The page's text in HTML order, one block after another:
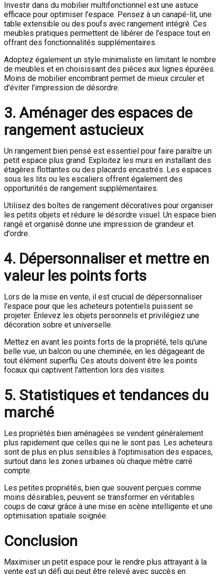
Investir dans du mobilier multifonctionnel est une astuce
efficace pour optimiser l'espace. Pensez à un canapé-lit, une
table extensible ou des poufs avec rangement intégré. Ces
meubles pratiques permettent de libérer de l'espace tout en
offrant des fonctionnalités supplémentaires.
Adoptez également un style minimaliste en limitant le nombre
de meubles et en choisissant des pièces aux lignes épurées.
Moins de mobilier encombrant permet de mieux circuler et
d'éviter l'impression de désordre.
3. Aménager des espaces de
rangement astucieux
Un rangement bien pensé est essentiel pour faire paraître un
petit espace plus grand. Exploitez les murs en installant des
étagères flottantes ou des placards encastrés. Les espaces
sous les lits ou les escaliers offrent également des
opportunités de rangement supplémentaires.
Utilisez des boîtes de rangement décoratives pour organiser
les petits objets et réduire le désordre visuel. Un espace bien
rangé et organisé donne une impression de grandeur et
d'ordre.
4. Dépersonnaliser et mettre en
valeur les points forts
Lors de la mise en vente, il est crucial de dépersonnaliser
l'espace pour que les acheteurs potentiels puissent se
projeter. Enlevez les objets personnels et privilégiez une
décoration sobre et universelle.
Mettez en avant les points forts de la propriété, tels qu'une
belle vue, un balcon ou une cheminée, en les dégageant de
tout élément superflu. Ces atouts doivent être les points
focaux qui captivent l'attention lors des visites.
5. Statistiques et tendances du
marché
Les propriétés bien aménagées se vendent généralement
plus rapidement que celles qui ne le sont pas. Les acheteurs
sont de plus en plus sensibles à l'optimisation des espaces,
surtout dans les zones urbaines où chaque mètre carré
compte.
Les petites propriétés, bien que souvent perçues comme
moins désirables, peuvent se transformer en véritables
coups de cœur grâce à une mise en scène intelligente et une
optimisation spatiale soignée.
Conclusion
Maximiser un petit espace pour le rendre plus attrayant à la
vente est un défi qui peut être relevé avec succès en